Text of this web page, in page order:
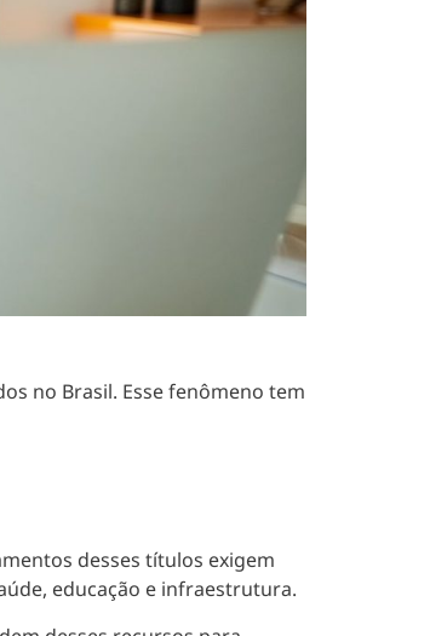
no Brasil. Esse fenômeno tem
desses títulos exigem
educação e infraestrutura.